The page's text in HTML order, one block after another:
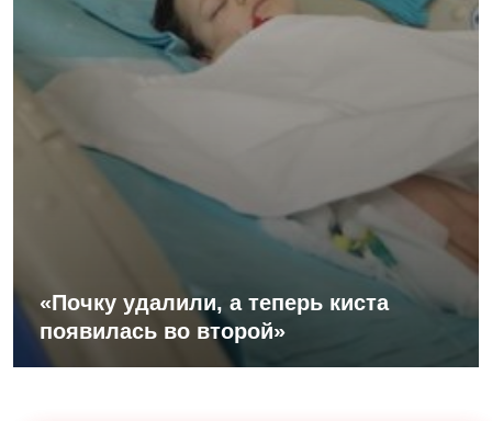
«Почку удалили, а теперь киста
появилась во второй»